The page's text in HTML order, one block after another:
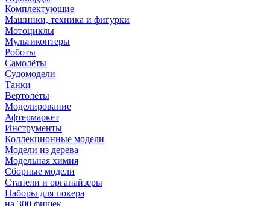
Комплектующие
Машинки, техника и фигурки
Мотоциклы
Мультикоптеры
Роботы
Самолёты
Судомодели
Танки
Вертолёты
Моделирование
Афтермаркет
Инструменты
Коллекционные модели
Модели из дерева
Модельная химия
Сборные модели
Стапели и органайзеры
Наборы для покера
на 300 фишек